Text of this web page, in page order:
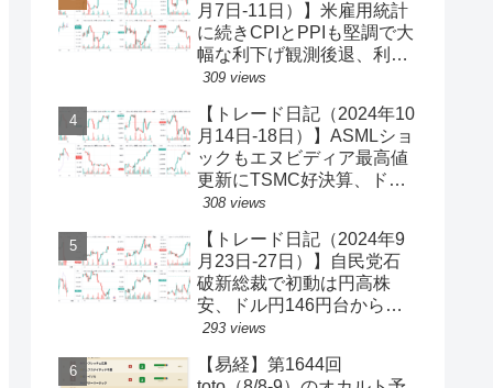
月7日-11日）】米雇用統計
に続きCPIとPPIも堅調で大
幅な利下げ観測後退、利回
り上昇・ドル買い、ダウと
円149円台【ゆるゆる投機
339】
309 views
【トレード日記（2024年10
月14日-18日）】ASMLショ
ックもエヌビディア最高値
更新にTSMC好決算、ドル
円一時150円台、円安株高
340】
308 views
【トレード日記（2024年9
月23日-27日）】自民党石
破新総裁で初動は円高株
安、ドル円146円台から一
気に142円台へ【ゆるゆる
293 views
【易経】第1644回